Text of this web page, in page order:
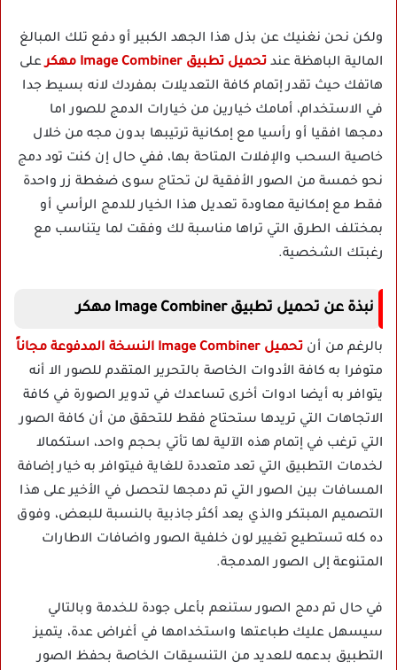
ولكن نحن نغنيك عن بذل هذا الجهد الكبير أو دفع تلك المبالغ
المالية الباهظة عند تحميل تطبيق Image Combiner مهكر
على
هاتفك حيث تقدر إتمام كافة التعديلات بمفردك لانه بسيط جدا
في الاستخدام، أمامك خيارين من خيارات الدمج للصور اما
دمجها افقيا أو رأسيا مع إمكانية ترتيبها بدون مجه من خلال
خاصية السحب والإفلات المتاحة بها، ففي حال إن كنت تود دمج
نحو خمسة من الصور الأفقية لن تحتاج سوى ضغطة زر واحدة
فقط مع إمكانية معاودة تعديل هذا الخيار للدمج الرأسي أو
بمختلف الطرق التي تراها مناسبة لك وفقت لما يتناسب مع
رغبتك الشخصية.
نبذة عن تحميل تطبيق Image Combiner مهكر
بالرغم من أن تحميل Image Combiner النسخة المدفوعة مجاناً
متوفرا به كافة الأدوات الخاصة بالتحرير المتقدم للصور الا أنه
يتوافر به أيضا ادوات أخرى تساعدك في تدوير الصورة في كافة
الاتجاهات التي تريدها ستحتاج فقط للتحقق من أن كافة الصور
التي ترغب في إتمام هذه الآلية لها تأتي بحجم واحد، استكمالا
لخدمات التطبيق التي تعد متعددة للغاية فيتوافر به خيار إضافة
المسافات بين الصور التي تم دمجها لتحصل في الأخير على هذا
التصميم المبتكر والذي يعد أكثر جاذبية بالنسبة للبعض، وفوق
ده كله تستطيع تغيير لون خلفية الصور واضافات الاطارات
المتنوعة إلى الصور المدمجة.
في حال تم دمج الصور ستنعم بأعلى جودة للخدمة وبالتالي
سيسهل عليك طباعتها واستخدامها في أغراض عدة، يتميز
التطبيق بدعمه للعديد من التنسيقات الخاصة بحفظ الصور